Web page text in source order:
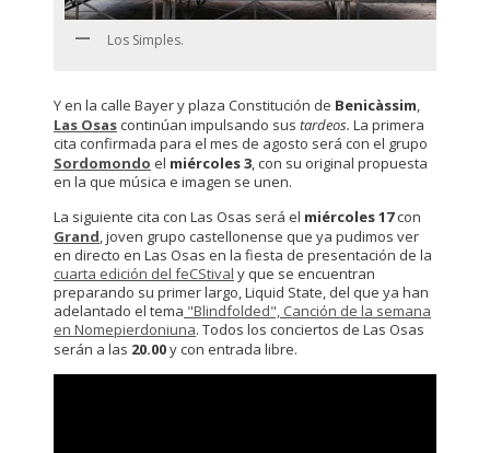
Los Simples.
Y en la calle Bayer y plaza Constitución de Benicàssim
Las Osascontinúan impulsando sus tardeos. La primera
cita confirmada para el mes de agosto será con el grupo
Sordomondo el miércoles 3 , con su original propuesta
en la que música e imagen se unen.
La siguiente cita con Las Osas será el miércoles 17con
Grand, joven grupo castellonense que ya pudimos ver
en directo en Las Osas en la fiesta de presentación de la
cuarta edición del feCStival y que se encuentran
preparando su primer largo, Liquid State, del que ya han
adelantado el tema "Blindfolded", Canción de la semana
en Nomepierdoniuna. Todos los conciertos de Las Osas
serán a las 20.00y con entrada libre.